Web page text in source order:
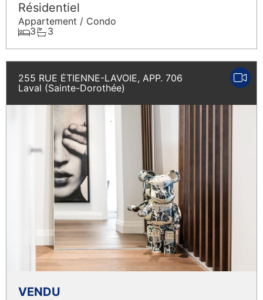
Résidentiel
Appartement / Condo
3
3
255 RUE ÉTIENNE-LAVOIE, APP. 706
Laval (Sainte-Dorothée)
VENDU